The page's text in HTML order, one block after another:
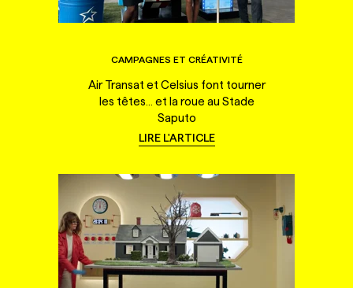
CAMPAGNES ET CRÉATIVITÉ
Air Transat et Celsius font tourner
les têtes... et la roue au Stade
Saputo
LIRE L'ARTICLE